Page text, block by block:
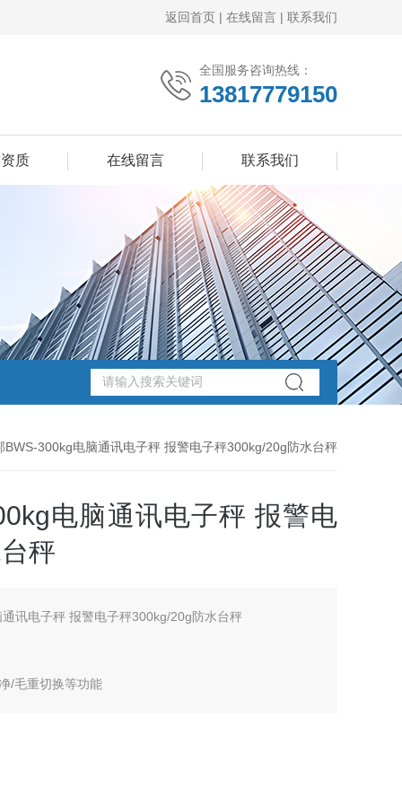
返回首页 | 在线留言 | 联系我们
全国服务咨询热线：
13817779150
质 在线留言 联系我们
300kg电脑通讯电子秤 报警电子秤300kg/20g防水台秤
电脑通讯电子秤 报警电
秤
讯电子秤 报警电子秤300kg/20g防水台秤
/毛重切换等功能